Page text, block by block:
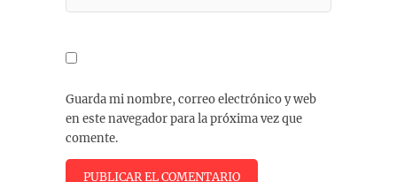
Guarda mi nombre, correo electrónico y web
en este navegador para la próxima vez que
comente.